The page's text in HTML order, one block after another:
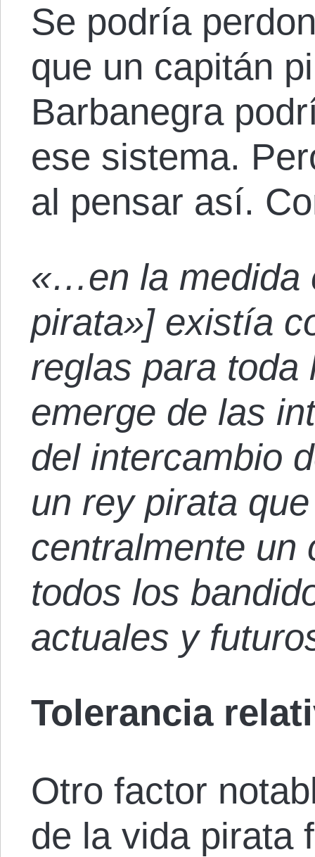
Se podría
que un capitán
Barbanegra
ese sistema.
al pensar así.
«…en la medida
pirata»] existía
reglas para toda
emerge de las
del intercambio
un rey pirata
centralmente un
todos los
actuales y
Tolerancia
Otro factor
de la vida pirata